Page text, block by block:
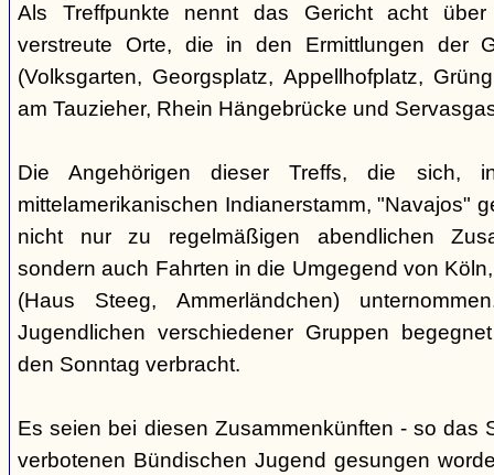
Als Treffpunkte nennt das Gericht acht
verstreute Orte, die in den Ermittlungen der
(Volksgarten, Georgsplatz, Appellhofplatz,
am Tauzieher, Rhein Hängebrücke und
Die Angehörigen dieser Treffs, die sich,
mittelamerikanischen Indianerstamm, "Navajos"
nicht nur zu regelmäßigen abendlichen
sondern auch Fahrten in die Umgegend von
(Haus Steeg, Ammerländchen)
Jugendlichen verschiedener Gruppen
den Sonntag verbracht.
Es seien bei diesen Zusammenkünften - so das
verbotenen Bündischen Jugend gesungen